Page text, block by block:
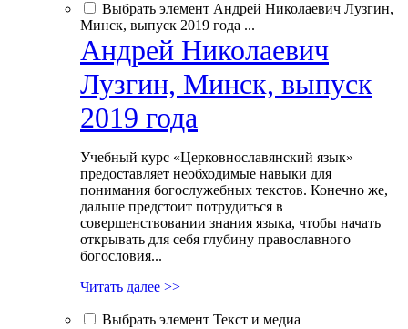
Выбрать элемент Андрей Николаевич Лузгин,
Минск, выпуск 2019 года ...
Андрей Николаевич
Лузгин, Минск, выпуск
2019 года
Учебный курс «Церковнославянский язык»
предоставляет необходимые навыки для
понимания богослужебных текстов. Конечно же,
дальше предстоит потрудиться в
совершенствовании знания языка, чтобы начать
открывать для себя глубину православного
богословия...
Читать далее >>
Выбрать элемент Текст и медиа